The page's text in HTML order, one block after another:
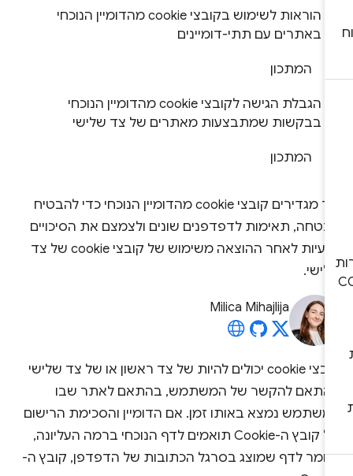
הוראות לשימוש בקובצי cookie מהדומיין הנוכחי
באתרים עם תתי-דומיינים
המתכון
הגבלת הגישה לקובצי cookie מהדומיין הנוכחי
בבקשות שמתבצעות מאתרים של צד שלישי
המתכון
איך מגדירים קובצי cookie מהדומיין הנוכחי כדי להבטיח
תאימות לדפדפנים שונים ולצמצם את הסיכויים
לבעיות לאחר ההוצאה משימוש של קובצי cookie של צד
Milica Mihajlija
קובצי cookie יכולים להיות של צד ראשון או של צד שלישי
להקשר של המשתמש, בהתאם לאתר שבו
נמצא באותו זמן. אם הדומיין והסכימת הרישום
של קובץ ה-Cookie תואמים לדף הנוכחי ברמה העליונה,
לדף שמוצג בסרגל הכתובות של הדפדפן, קובץ ה-